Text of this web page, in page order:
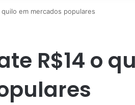
quilo em mercados populares
R$14 o